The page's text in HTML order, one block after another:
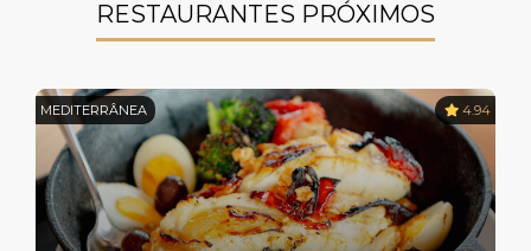
RESTAURANTES PRÓXIMOS
MEDITERRÂNEA 4.94